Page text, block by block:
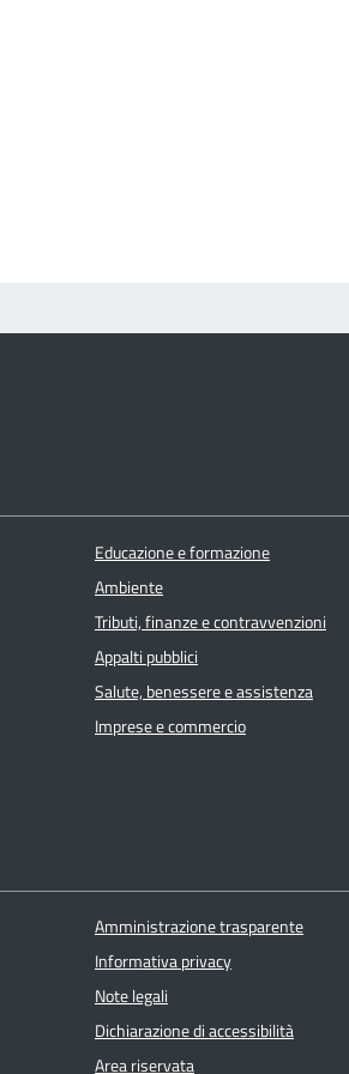
Educazione e formazione
Ambiente
Tributi, finanze e contravvenzioni
Appalti pubblici
Salute, benessere e assistenza
Imprese e commercio
Amministrazione trasparente
Informativa privacy
Note legali
Dichiarazione di accessibilità
Area riservata